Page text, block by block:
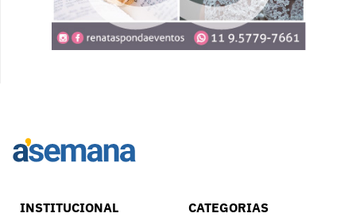
INSTITUCIONAL CATEGORIAS